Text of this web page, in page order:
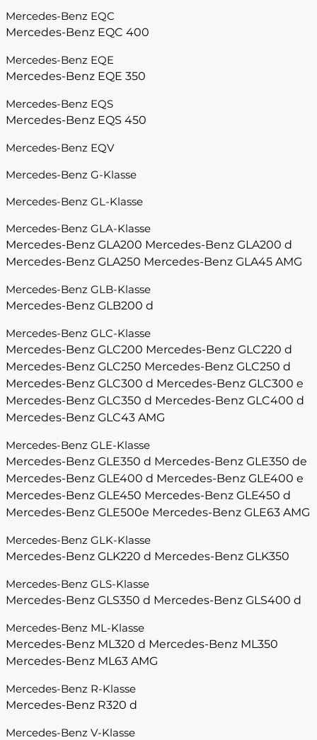
Mercedes-Benz EQC
Mercedes-Benz EQC 400
Mercedes-Benz EQE
Mercedes-Benz EQE 350
Mercedes-Benz EQS
Mercedes-Benz EQS 450
Mercedes-Benz EQV
Mercedes-Benz G-Klasse
Mercedes-Benz GL-Klasse
Mercedes-Benz GLA-Klasse
Mercedes-Benz GLA200 Mercedes-Benz GLA200 d
Mercedes-Benz GLA250 Mercedes-Benz GLA45 AMG
Mercedes-Benz GLB-Klasse
Mercedes-Benz GLB200 d
Mercedes-Benz GLC-Klasse
Mercedes-Benz GLC200 Mercedes-Benz GLC220 d
Mercedes-Benz GLC250 Mercedes-Benz GLC250 d
Mercedes-Benz GLC300 d Mercedes-Benz GLC300 e
Mercedes-Benz GLC350 d Mercedes-Benz GLC400 d
Mercedes-Benz GLC43 AMG
Mercedes-Benz GLE-Klasse
Mercedes-Benz GLE350 d Mercedes-Benz GLE350 de
Mercedes-Benz GLE400 d Mercedes-Benz GLE400 e
Mercedes-Benz GLE450 Mercedes-Benz GLE450 d
Mercedes-Benz GLE500e Mercedes-Benz GLE63 AMG
Mercedes-Benz GLK-Klasse
Mercedes-Benz GLK220 d Mercedes-Benz GLK350
Mercedes-Benz GLS-Klasse
Mercedes-Benz GLS350 d Mercedes-Benz GLS400 d
Mercedes-Benz ML-Klasse
Mercedes-Benz ML320 d Mercedes-Benz ML350
Mercedes-Benz ML63 AMG
Mercedes-Benz R-Klasse
Mercedes-Benz R320 d
Mercedes-Benz V-Klasse